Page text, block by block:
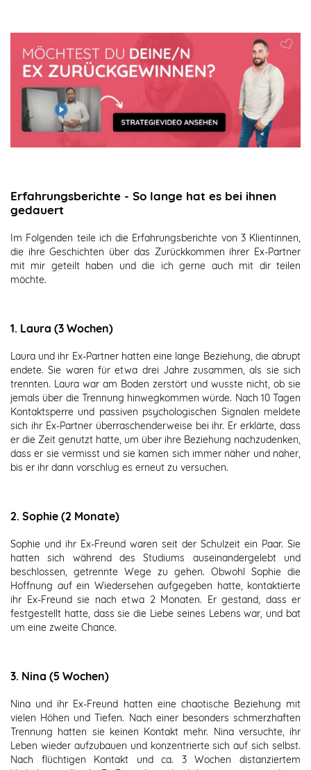
Erfahrungsberichte - So lange hat es bei ihnen
gedauert
Im Folgenden teile ich die Erfahrungsberichte von 3 Klientinnen,
die ihre Geschichten über das Zurückkommen ihrer Ex-Partner
mit mir geteilt haben und die ich gerne auch mit dir teilen
möchte.
1. Laura (3 Wochen)
Laura und ihr Ex-Partner hatten eine lange Beziehung, die abrupt
endete. Sie waren für etwa drei Jahre zusammen, als sie sich
trennten. Laura war am Boden zerstört und wusste nicht, ob sie
jemals über die Trennung hinwegkommen würde. Nach 10 Tagen
Kontaktsperre und passiven psychologischen Signalen meldete
sich ihr Ex-Partner überraschenderweise bei ihr. Er erklärte, dass
er die Zeit genutzt hatte, um über ihre Beziehung nachzudenken,
dass er sie vermisst und sie kamen sich immer näher und näher,
bis er ihr dann vorschlug es erneut zu versuchen.
2. Sophie (2 Monate)
Sophie und ihr Ex-Freund waren seit der Schulzeit ein Paar. Sie
hatten sich während des Studiums auseinandergelebt und
beschlossen, getrennte Wege zu gehen. Obwohl Sophie die
Hoffnung auf ein Wiedersehen aufgegeben hatte, kontaktierte
ihr Ex-Freund sie nach etwa 2 Monaten. Er gestand, dass er
festgestellt hatte, dass sie die Liebe seines Lebens war, und bat
um eine zweite Chance.
3. Nina (5 Wochen)
Nina und ihr Ex-Freund hatten eine chaotische Beziehung mit
vielen Höhen und Tiefen. Nach einer besonders schmerzhaften
Trennung hatten sie keinen Kontakt mehr. Nina versuchte, ihr
Leben wieder aufzubauen und konzentrierte sich auf sich selbst.
Nach flüchtigen Kontakt und ca. 3 Wochen distanziertem